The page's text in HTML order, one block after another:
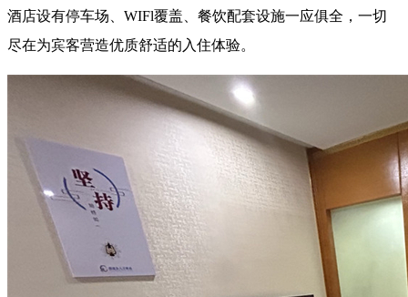
酒店设有停车场、WIFl覆盖、餐饮配套设施一应俱全，一切
尽在为宾客营造优质舒适的入住体验。